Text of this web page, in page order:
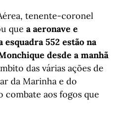
tenente-coronel
que a aeronave e
552 estão na
desde a manhã
das várias ações de
da Marinha e do
combate aos fogos que